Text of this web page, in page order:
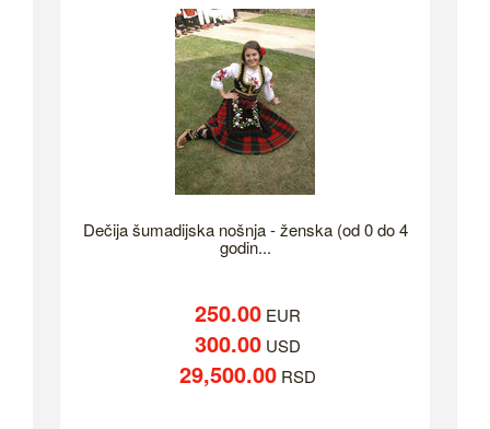
Dečija šumadijska nošnja - ženska (od 0 do 4
godin...
250.00 EUR
300.00 USD
29,500.00 RSD